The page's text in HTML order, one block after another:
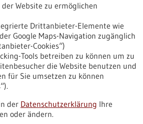
Website zu ermöglichen
Drittanbieter-Elemente wie
Google Maps-Navigation zugänglich
Cookies“)
Tools betreiben zu können um zu
die Website benutzen und
für Sie umsetzen zu können
der Datenschutzerklärung Ihre
oder ändern.